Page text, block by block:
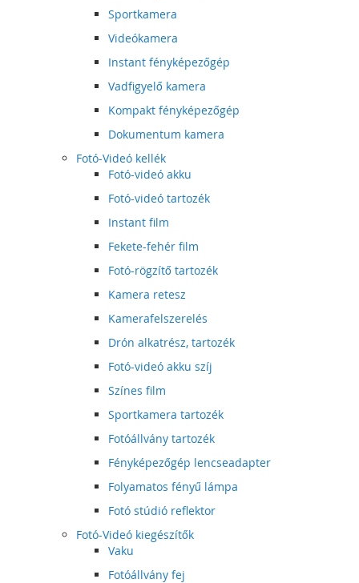
Sportkamera
Videókamera
Instant fényképezőgép
Vadfigyelő kamera
Kompakt fényképezőgép
Dokumentum kamera
Fotó-Videó kellék
Fotó-videó akku
Fotó-videó tartozék
Instant film
Fekete-fehér film
Fotó-rögzítő tartozék
Kamera retesz
Kamerafelszerelés
Drón alkatrész, tartozék
Fotó-videó akku szíj
Színes film
Sportkamera tartozék
Fotóállvány tartozék
Fényképezőgép lencseadapter
Folyamatos fényű lámpa
Fotó stúdió reflektor
Fotó-Videó kiegészítők
Vaku
Fotóállvány fej